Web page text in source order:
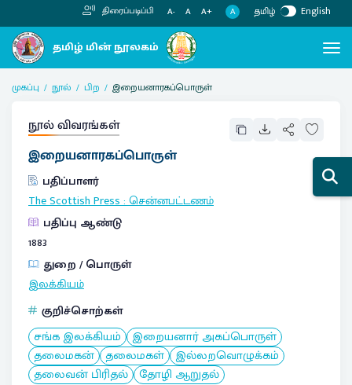
திரைப்படிப்பி A- A A+ A தமிழ் English
முகப்பு நூல் பிற இறையனாரகப்பொருள்
நூல் விவரங்கள்
இறையனாரகப்பொருள்
பதிப்பாளர்
The Scottish Press:சென்னபட்டணம்
பதிப்பு ஆண்டு
1883
துறை / பொருள்
இலக்கியம்
குறிச்சொற்கள்
சங்க இலக்கியம் இறையனார் அகப்பொருள்
தலைமகன் தலைமகள் இல்லறவொழுக்கம்
தலைவன் பிரிதல் தோழி ஆறுதல்